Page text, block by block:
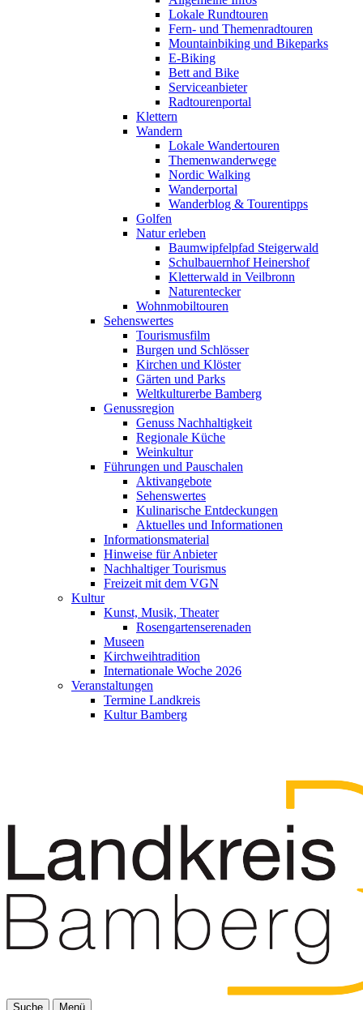
Lokale Rundtouren
Fern- und Themenradtouren
Mountainbiking und Bikeparks
E-Biking
Bett and Bike
Serviceanbieter
Radtourenportal
Klettern
Wandern
Lokale Wandertouren
Themenwanderwege
Nordic Walking
Wanderportal
Wanderblog & Tourentipps
Golfen
Natur erleben
Baumwipfelpfad Steigerwald
Schulbauernhof Heinershof
Kletterwald in Veilbronn
Naturentecker
Wohnmobiltouren
Sehenswertes
Tourismusfilm
Burgen und Schlösser
Kirchen und Klöster
Gärten und Parks
Weltkulturerbe Bamberg
Genussregion
Genuss Nachhaltigkeit
Regionale Küche
Weinkultur
Führungen und Pauschalen
Aktivangebote
Sehenswertes
Kulinarische Entdeckungen
Aktuelles und Informationen
Informationsmaterial
Hinweise für Anbieter
Nachhaltiger Tourismus
Freizeit mit dem VGN
Kultur
Kunst, Musik, Theater
Rosengartenserenaden
Museen
Kirchweihtradition
Internationale Woche 2026
Veranstaltungen
Termine Landkreis
Kultur Bamberg
Suche
Menü